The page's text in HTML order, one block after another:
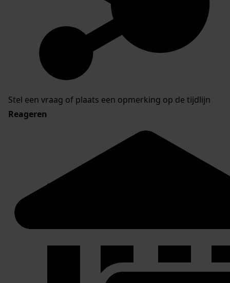
Stel een vraag of plaats een opmerking op de tijdlijn
Reageren